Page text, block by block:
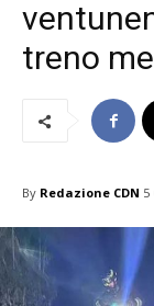
treno
By Redazione CDN 5